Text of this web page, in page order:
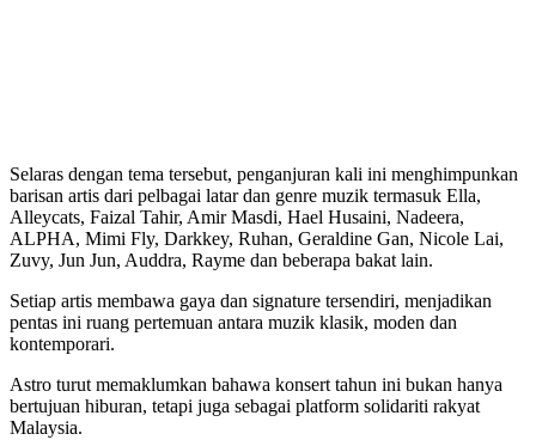
Selaras dengan tema tersebut, penganjuran kali ini menghimpunkan
barisan artis dari pelbagai latar dan genre muzik termasuk Ella,
Alleycats, Faizal Tahir, Amir Masdi, Hael Husaini, Nadeera,
ALPHA, Mimi Fly, Darkkey, Ruhan, Geraldine Gan, Nicole Lai,
Zuvy, Jun Jun, Auddra, Rayme dan beberapa bakat lain.
Setiap artis membawa gaya dan signature tersendiri, menjadikan
pentas ini ruang pertemuan antara muzik klasik, moden dan
kontemporari.
Astro turut memaklumkan bahawa konsert tahun ini bukan hanya
bertujuan hiburan, tetapi juga sebagai platform solidariti rakyat
Malaysia.